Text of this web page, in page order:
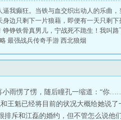
我癫狂。当铁与血交织出动人的乐曲
边只剩下一片狼藉，即便有一天只剩
铮铮铁骨真男儿，宁战死不跪生！我叫
最强战兵传奇手游 西北狼烟
雨愣了愣，随后瞳孔一缩道：“你
王魁已经将目前的状况大概给她说
斥和江磊的婚约，但不管怎么说他